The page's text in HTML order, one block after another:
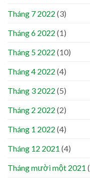
Tháng 7 2022 (3)
Tháng 6 2022 (1)
Tháng 5 2022 (10)
Tháng 4 2022 (4)
Tháng 3 2022 (5)
Tháng 2 2022 (2)
Tháng 1 2022 (4)
Tháng 12 2021 (4)
Tháng mười một 2021